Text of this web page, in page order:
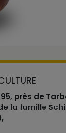
près de
la famille